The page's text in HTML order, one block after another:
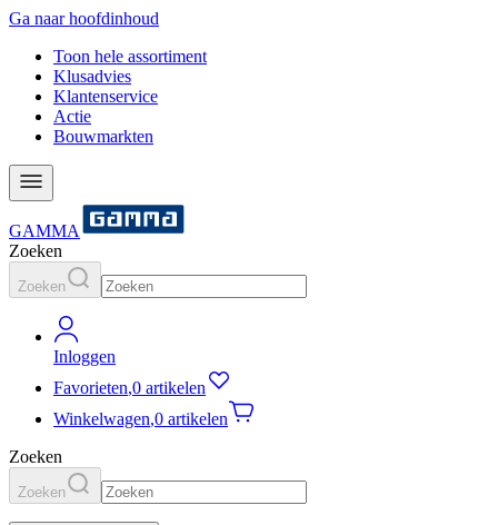
Ga naar hoofdinhoud
Toon hele assortiment
Klusadvies
Klantenservice
Actie
Bouwmarkten
GAMMA
Zoeken
Zoeken
Inloggen
Favorieten,0 artikelen
Winkelwagen,0 artikelen
Zoeken
Zoeken